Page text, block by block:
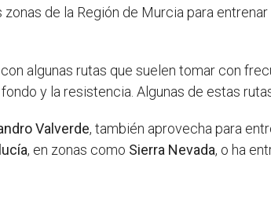
de la Región de Murcia para
algunas rutas que suelen tomar con
y la resistencia. Algunas de estas
Valverde, también aprovecha para
, en zonas como Sierra Nevada, o ha